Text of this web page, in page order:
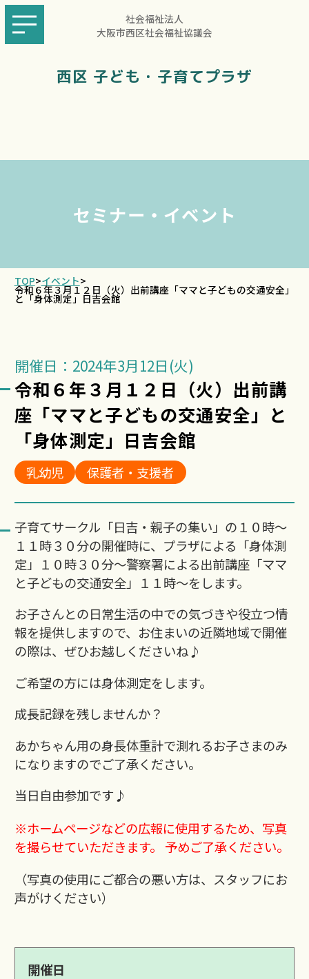
社会福祉法人
大阪市西区社会福祉協議会
西区 子ども・子育てプラザ
セミナー・イベント
TOP>イベント>
令和６年３月１２日（火）出前講座「ママと子どもの交通安全」
と「身体測定」日吉会館
開催日：2024年3月12日(火)
令和６年３月１２日（火）出前講
座「ママと子どもの交通安全」と
「身体測定」日吉会館
乳幼児 保護者・支援者
子育てサークル「日吉・親子の集い」の１０時～
１１時３０分の開催時に、プラザによる「身体測
定」１０時３０分～警察署による出前講座「ママ
と子どもの交通安全」１１時～をします。
お子さんとの日常生活の中での気づきや役立つ情
報を提供しますので、お住まいの近隣地域で開催
の際は、ぜひお越しくださいね♪
ご希望の方には身体測定をします。
成長記録を残しませんか？
あかちゃん用の身長体重計で測れるお子さまのみ
になりますのでご了承ください。
当日自由参加です♪
※ホームページなどの広報に使用するため、写真
を撮らせていただきます。 予めご了承ください。
（写真の使用にご都合の悪い方は、スタッフにお
声がけください）
開催日